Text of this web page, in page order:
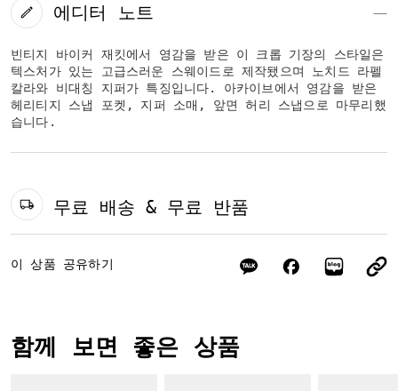
에디터 노트
빈티지 바이커 재킷에서 영감을 받은 이 크롭 기장의 스타일은
텍스처가 있는 고급스러운 스웨이드로 제작됐으며 노치드 라펠
칼라와 비대칭 지퍼가 특징입니다. 아카이브에서 영감을 받은
헤리티지 스냅 포켓, 지퍼 소매, 앞면 허리 스냅으로 마무리했
습니다.
무료 배송 & 무료 반품
이 상품 공유하기
함께 보면 좋은 상품